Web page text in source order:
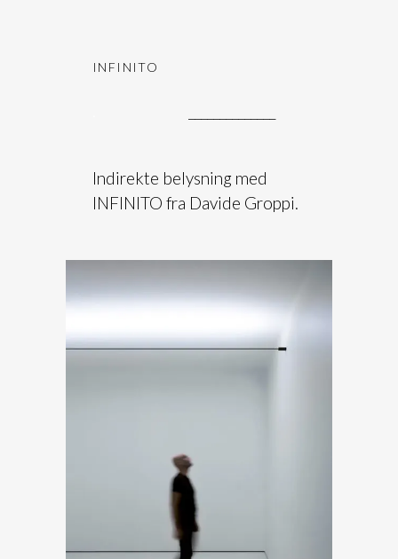
INFINITO
Indirekte belysning med
INFINITO fra Davide Groppi.